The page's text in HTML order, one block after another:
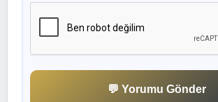
💬 Yorumu Gönder